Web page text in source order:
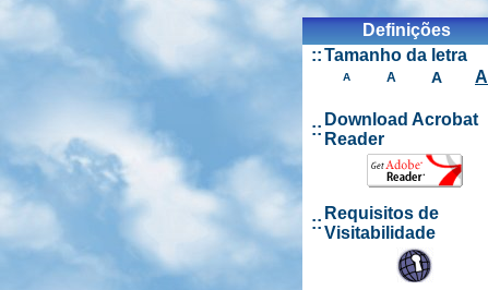
Definições
::Tamanho da letra
A A A A
::
Download Acrobat
Reader
::
Requisitos de
Visitabilidade